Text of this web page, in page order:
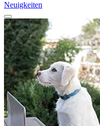
Neuigkeiten